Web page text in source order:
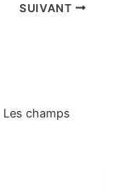
SUIVANT
Les champs